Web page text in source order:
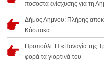
ποσοστά ενίσχυσης για τη
Δήμος Λήμνου: Πλήρης
Κάσπακα
Προπούλι: Η «Παναγία της
φορά τα γιορτινά του